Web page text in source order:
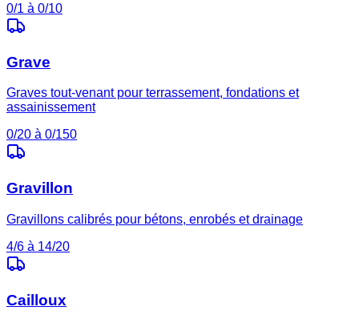
0/1 à 0/10
Grave
Graves tout-venant pour terrassement, fondations et
assainissement
0/20 à 0/150
Gravillon
Gravillons calibrés pour bétons, enrobés et drainage
4/6 à 14/20
Cailloux